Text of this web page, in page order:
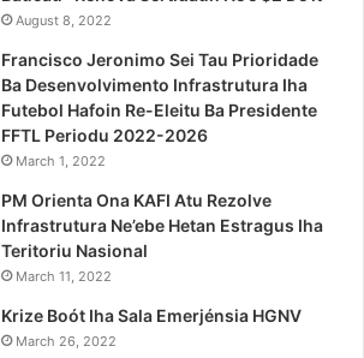
August 8, 2022
Francisco Jeronimo Sei Tau Prioridade
Ba Desenvolvimento Infrastrutura Iha
Futebol Hafoin Re-Eleitu Ba Presidente
FFTL Periodu 2022-2026
March 1, 2022
PM Orienta Ona KAFI Atu Rezolve
Infrastrutura Ne’ebe Hetan Estragus Iha
Teritoriu Nasional
March 11, 2022
Krize Boót Iha Sala Emerjénsia HGNV
March 26, 2022